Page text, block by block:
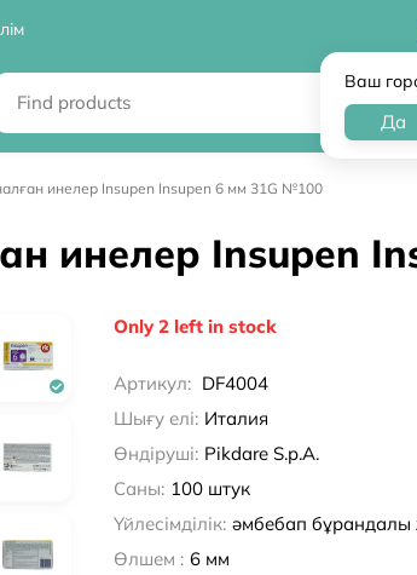
Ваш
инелер Insupen Insupen 6 мм 31G №100
инелер Insupen
Only 2 left in stock
Артикул: DF4004
Шығу елі: Италия
Өндіруші: Pikdare S.p.A.
Саны: 100 штук
Үйлесімділік: әмбебап бұрандалы
Өлшем : 6 мм